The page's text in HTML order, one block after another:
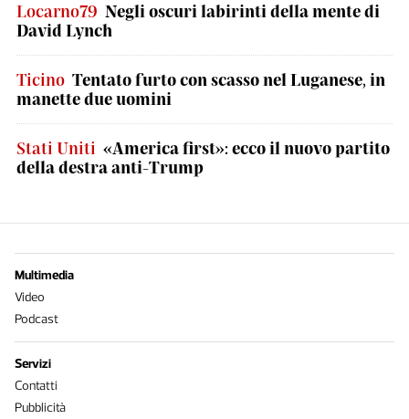
Locarno79 Negli oscuri labirinti della mente di
David Lynch
Ticino Tentato furto con scasso nel Luganese, in
manette due uomini
Stati Uniti «America first»: ecco il nuovo partito
della destra anti-Trump
Multimedia
Video
Podcast
Servizi
Contatti
Pubblicità